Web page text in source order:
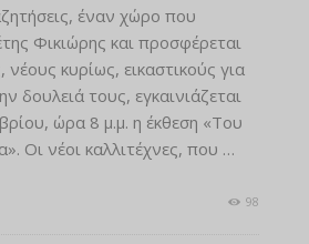
έναν χώρο που
Φικιώρης και προσφέρεται
κυρίως, εικαστικούς για
δουλειά τους, εγκαινιάζεται
ώρα 8 μ.μ. η έκθεση «Του
Οι νέοι καλλιτέχνες, που …
98